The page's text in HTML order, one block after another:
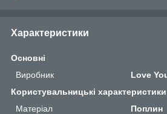
Характеристики
Основні
Виробник
Love
Користувальницькі характеристики
Матеріал
Поплин